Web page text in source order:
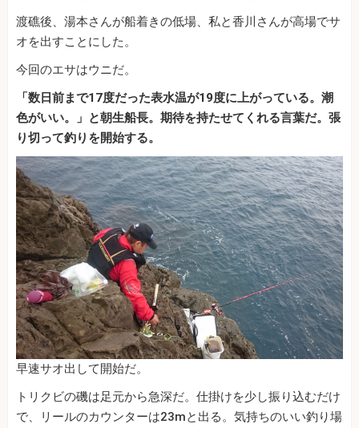
渡礁後、湯本さんが船着きの低場、私と香川さんが高場でサ
オを出すことにした。
今回のエサはウニだ。
「数日前まで17度だった表水温が19度に上がっている。潮
色がいい。」と朝生船長。期待を持たせてくれる言葉だ。張
り切って釣りを開始する。
早速サオ出して開始だ。
トリクビの磯は足元から急深だ。仕掛けを少し振り込むだけ
で、リールのカウンターは23mと出る。気持ちのいい釣り場